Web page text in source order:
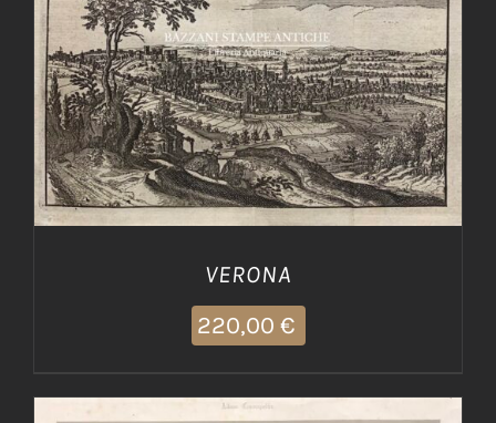
AGGIUNGI AL CARRELLO / DETTAGLI
VERONA
220,00 €